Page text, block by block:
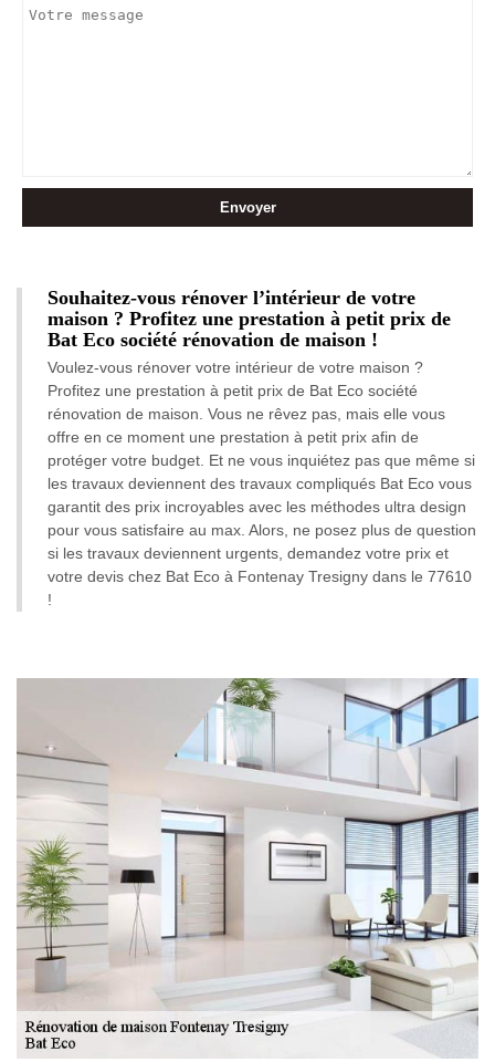
Souhaitez-vous rénover l’intérieur de votre
maison ? Profitez une prestation à petit prix de
Bat Eco société rénovation de maison !
Voulez-vous rénover votre intérieur de votre maison ?
Profitez une prestation à petit prix de Bat Eco société
rénovation de maison. Vous ne rêvez pas, mais elle vous
offre en ce moment une prestation à petit prix afin de
protéger votre budget. Et ne vous inquiétez pas que même si
les travaux deviennent des travaux compliqués Bat Eco vous
garantit des prix incroyables avec les méthodes ultra design
pour vous satisfaire au max. Alors, ne posez plus de question
si les travaux deviennent urgents, demandez votre prix et
votre devis chez Bat Eco à Fontenay Tresigny dans le 77610
!